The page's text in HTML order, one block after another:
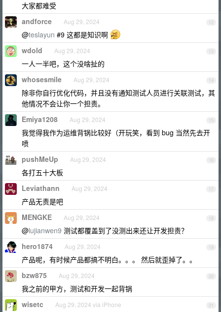
大家都难受
12
andforce Aug 29, 2024
@teslayun #9 这都是知识啊
13
wdold Aug 29, 2024
一人一半吧，这个没啥扯的
14
whosesmile Aug 29, 2024
除非你自行优化代码，并且没有通知测试人员进行关联测试，其
他情况不会让你一个担责。
15
Emiya1208 Aug 29, 2024
我觉得我作为运维背锅比较好（开玩笑，看到 bug 当然先去开
喷
16
pushMeUp Aug 29, 2024
各打五十大板
17
Leviathann Aug 29, 2024
产品无责是吧
18
MENGKE Aug 29, 2024
@lujianwen9 测试都覆盖到了没测出来还让开发担责？
19
hero1874 Aug 29, 2024
产品呢，有时候产品都搞不明白。。。 然后就歪掉了。。
20
bzw875 Aug 29, 2024
我之前的甲方，测试和开发一起背锅
21
wisetc Aug 29, 2024 via iPhone